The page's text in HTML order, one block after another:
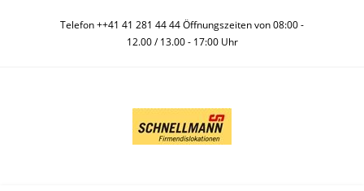
Telefon ++41 41 281 44 44 Öffnungszeiten von 08:00 -
12.00 / 13.00 - 17:00 Uhr